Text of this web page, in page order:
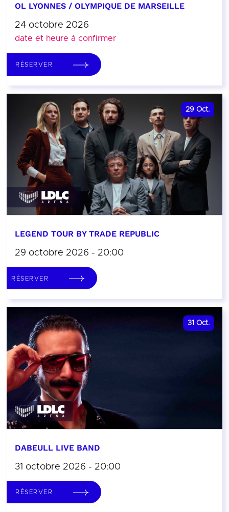
OL LYONNES / OLYMPIQUE DE MARSEILLE
24 octobre 2026
date et heure à confirmer
RÉSERVER
29 Oct.
LEGEND TOUR BY TRADE REPUBLIC
29 octobre 2026 - 20:00
RÉSERVER
31 Oct.
DABEULL LIVE BAND
31 octobre 2026 - 20:00
RÉSERVER